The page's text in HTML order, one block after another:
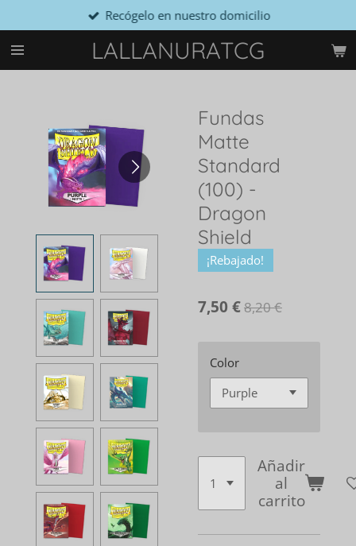
al
contenido
principal
LALLANURATCG
Recógelo en nuestro domicilio
Fundas
Matte
Standard
(100) -
Dragon
Shield
¡Rebajado!
7,50 €8,20 €
Color
Añadir
al
carrito